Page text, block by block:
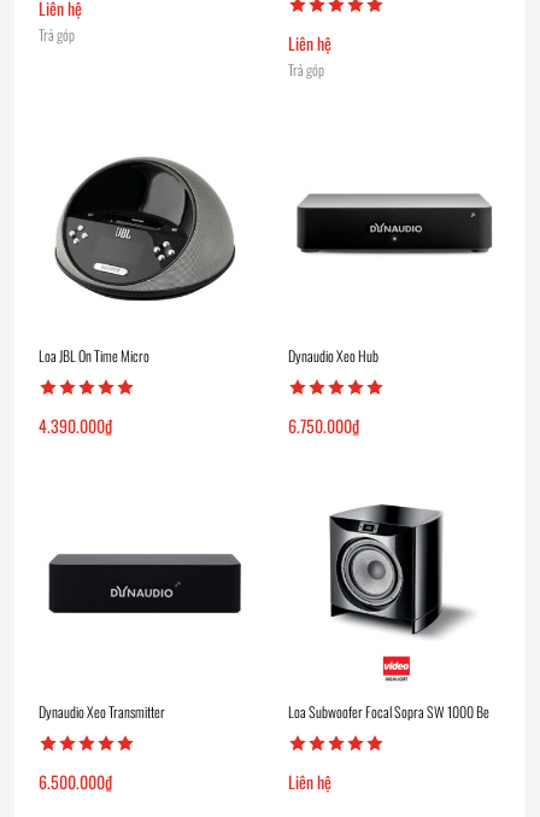
Liên hệ
Trả góp Liên hệ
Trả góp
Loa JBL On Time Micro
4.390.000₫
Dynaudio Xeo Hub
6.750.000₫
Dynaudio Xeo Transmitter
6.500.000₫
Loa Subwoofer Focal Sopra SW 1000 Be
Liên hệ